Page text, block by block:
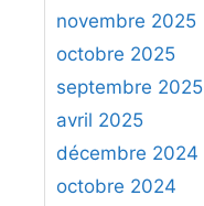
h
e
r
:
novembre 2025
octobre 2025
septembre 2025
avril 2025
décembre 2024
octobre 2024